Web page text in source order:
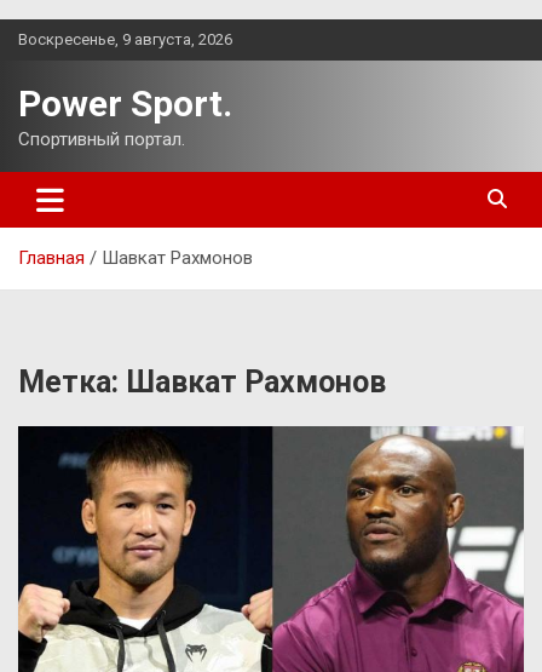
Перейти
Воскресенье, 9 августа, 2026
Power Sport.
Спортивный портал.
Главная Шавкат Рахмонов
Метка: Шавкат Рахмонов